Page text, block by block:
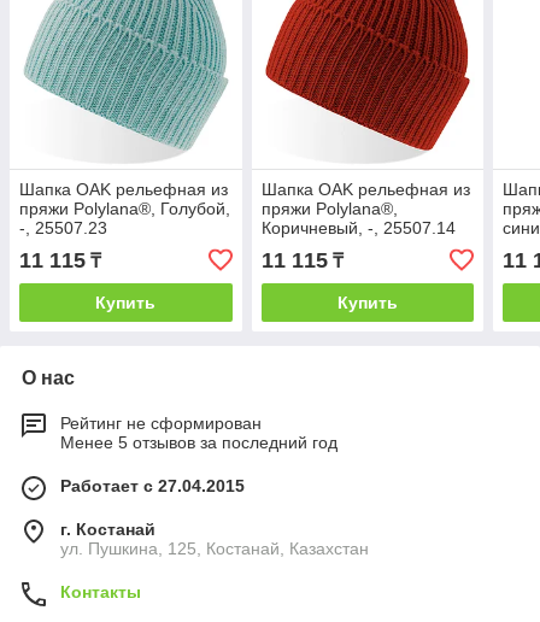
Шапка OAK рельефная из
пряжи Polylana®, Голубой,
-, 25507.23
11 115 ₸
Купить
Шапка OAK рельефная из
пряжи Polylana®,
Коричневый, -, 25507.14
11 115₸
Купить
11
О нас
Рейтинг не сформирован
Менее 5 отзывов за последний год
Работает с 27.04.2015
г. Костанай
ул. Пушкина, 125, Костанай, Казахстан
Контакты